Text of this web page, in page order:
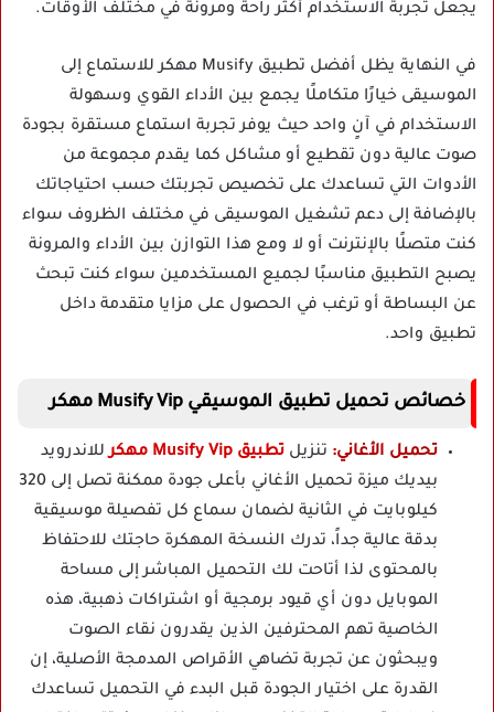
يجعل تجربة الاستخدام أكثر راحة ومرونة في مختلف الأوقات.
في النهاية يظل أفضل تطبيق Musify مهكر للاستماع إلى
الموسيقى خيارًا متكاملًا يجمع بين الأداء القوي وسهولة
الاستخدام في آنٍ واحد حيث يوفر تجربة استماع مستقرة بجودة
صوت عالية دون تقطيع أو مشاكل كما يقدم مجموعة من
الأدوات التي تساعدك على تخصيص تجربتك حسب احتياجاتك
بالإضافة إلى دعم تشغيل الموسيقى في مختلف الظروف سواء
كنت متصلًا بالإنترنت أو لا ومع هذا التوازن بين الأداء والمرونة
يصبح التطبيق مناسبًا لجميع المستخدمين سواء كنت تبحث
عن البساطة أو ترغب في الحصول على مزايا متقدمة داخل
تطبيق واحد.
خصائص تحميل تطبيق الموسيقي Musify Vip مهكر
تحميل الأغاني: تنزيل تطبيق Musify Vip مهكر
للاندرويد
بيديك ميزة تحميل الأغاني بأعلى جودة ممكنة تصل إلى 320
كيلوبايت في الثانية لضمان سماع كل تفصيلة موسيقية
بدقة عالية جداً، تدرك النسخة المهكرة حاجتك للاحتفاظ
بالمحتوى لذا أتاحت لك التحميل المباشر إلى مساحة
الموبايل دون أي قيود برمجية أو اشتراكات ذهبية، هذه
الخاصية تهم المحترفين الذين يقدرون نقاء الصوت
ويبحثون عن تجربة تضاهي الأقراص المدمجة الأصلية، إن
القدرة على اختيار الجودة قبل البدء في التحميل تساعدك